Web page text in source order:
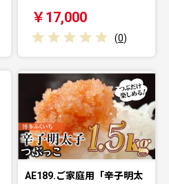
￥17,000
(0)
AE189.ご家庭用「辛子明太